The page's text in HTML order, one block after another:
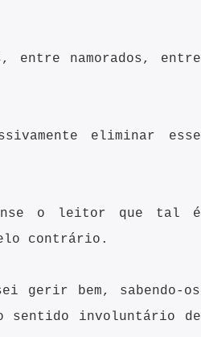
entre namorados, entre
eliminar esse
pense o leitor que tal é
contrário.
gerir bem, sabendo-os
sentido involuntário de